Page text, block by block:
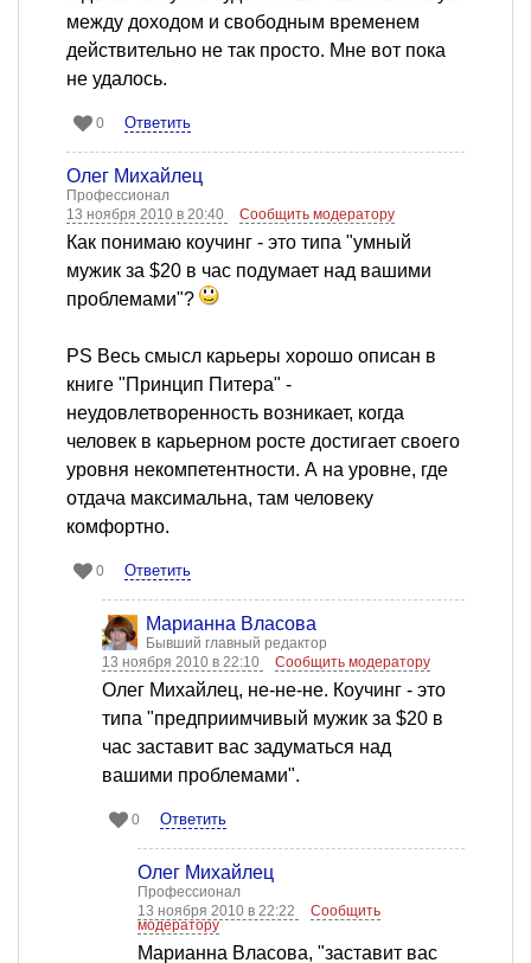
между доходом и свободным временем
действительно не так просто. Мне вот пока
не удалось.
0 Ответить
Олег Михайлец
Профессионал
13 ноября 2010 в 20:40
Сообщить модератору
Как понимаю коучинг - это типа "умный
мужик за $20 в час подумает над вашими
проблемами"?
PS Весь смысл карьеры хорошо описан в
книге "Принцип Питера" -
неудовлетворенность возникает, когда
человек в карьерном росте достигает своего
уровня некомпетентности. А на уровне, где
отдача максимальна, там человеку
комфортно.
0 Ответить
Марианна Власова
Бывший главный редактор
13 ноября 2010 в 22:10
Сообщить модератору
Олег Михайлец, не-не-не. Коучинг - это
типа "предприимчивый мужик за $20 в
час заставит вас задуматься над
вашими проблемами".
0 Ответить
Олег Михайлец
Профессионал
13 ноября 2010 в 22:22
Сообщить
модератору
Марианна Власова, "заставит вас